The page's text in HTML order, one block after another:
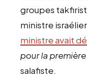
groupes
ministre
ministre avait
pour la
salafiste.